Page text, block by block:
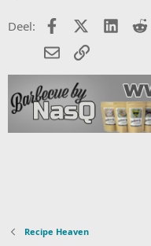
Deel: FacebookX (Twitter)
E-mailkoppeling
Recipe Heaven